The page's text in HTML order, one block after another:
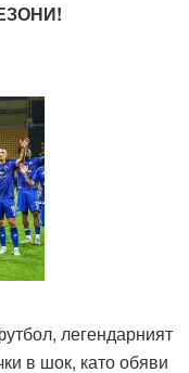
легендарният
в шок, като обяви